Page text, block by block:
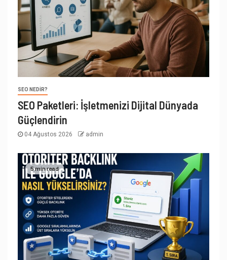
SEO NEDIR?
SEO Paketleri: İşletmenizi Dijital Dünyada
Güçlendirin
04 Ağustos 2026 admin
5 min read